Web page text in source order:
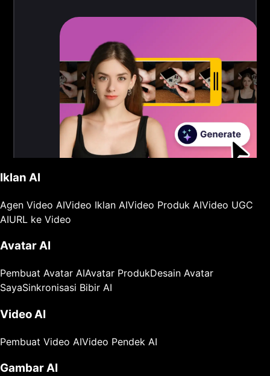
Iklan AI
Agen Video AIVideo Iklan AIVideo Produk AIVideo UGC
AIURL ke Video
Avatar AI
Pembuat Avatar AIAvatar ProdukDesain Avatar
SayaSinkronisasi Bibir AI
Video AI
Pembuat Video AIVideo Pendek AI
Gambar AI